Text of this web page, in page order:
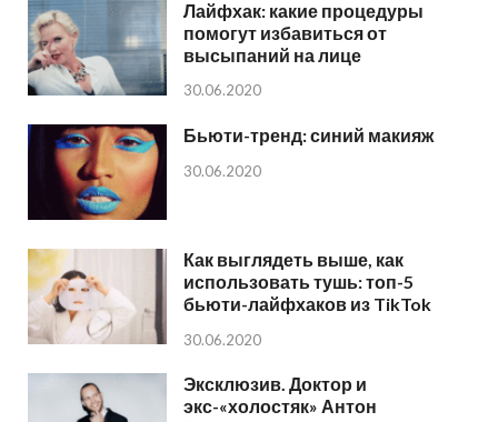
Лайфхак: какие процедуры
помогут избавиться от
высыпаний на лице
30.06.2020
Бьюти-тренд: синий макияж
30.06.2020
Как выглядеть выше, как
использовать тушь: топ-5
бьюти-лайфхаков из TikTok
30.06.2020
Эксклюзив. Доктор и
экс-«холостяк» Антон